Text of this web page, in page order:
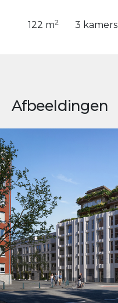
122 m2 3 kamers
Afbeeldingen